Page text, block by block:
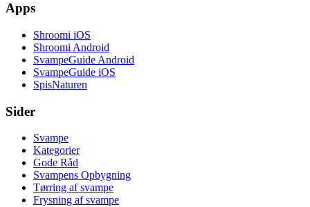
Apps
Shroomi iOS
Shroomi Android
SvampeGuide Android
SvampeGuide iOS
SpisNaturen
Sider
Svampe
Kategorier
Gode Råd
Svampens Opbygning
Tørring af svampe
Frysning af svampe